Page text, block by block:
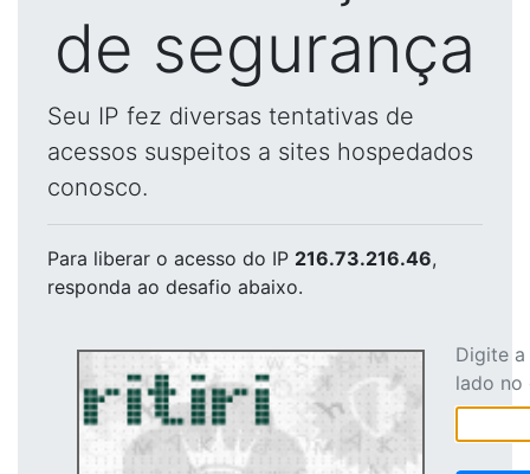
de segurança
Seu IP fez diversas tentativas de
acessos suspeitos a sites hospedados
conosco.
Para liberar o acesso do IP 216.73.216.46,
responda ao desafio abaixo.
Digite
lado no